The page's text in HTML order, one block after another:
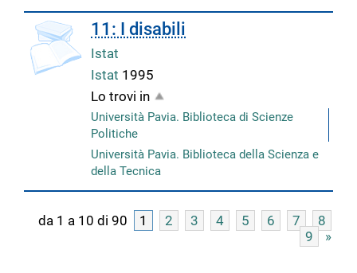
copertina 11: I disabili
Istat
Istat 1995
Lo trovi in
Università Pavia. Biblioteca di Scienze
Politiche
Università Pavia. Biblioteca della Scienza e
della Tecnica
da 1 a 10 di 90 1 2 3 4 5 6 7
8
9
»